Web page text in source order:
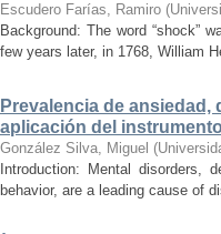
Escudero Farías, Ramiro (
Background: The word “shock”
few years later, in 1768, William
Prevalencia de ansiedad,
aplicación del
González Silva, Miguel (
Introduction: Mental disorders,
behavior, are a leading cause of